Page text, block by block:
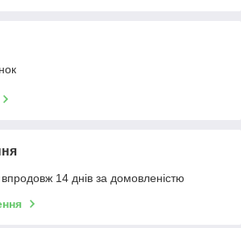
14 днів за домовленістю